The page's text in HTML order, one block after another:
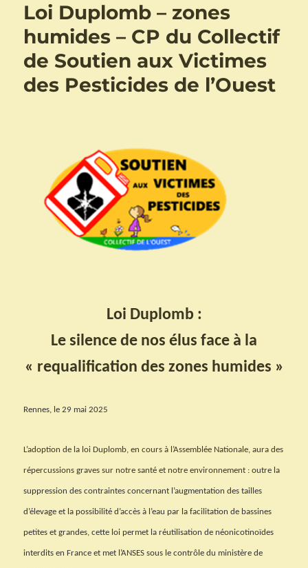
Loi Duplomb – zones
humides – CP du Collectif
de Soutien aux Victimes
des Pesticides de l’Ouest
Loi Duplomb :
Le silence de nos élus face à la
« requalification des zones humides »
Rennes, le 29 mai 2025
L’adoption de la loi Duplomb, en cours à l’Assemblée Nationale, aura des
répercussions graves sur notre santé et notre environnement : outre la
suppression des contraintes concernant l’augmentation des tailles
d’élevage et la possibilité d’accès à l’eau par la facilitation de bassines
petites et grandes, cette loi permet la réutilisation de néonicotinoïdes
interdits en France et met l’ANSES sous le contrôle du ministère de